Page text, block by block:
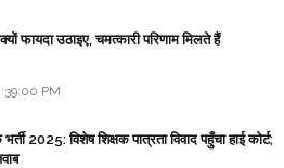
फायदा उठाइए, चमत्कारी परिणाम मिलते हैं
PM
2025: विशेष शिक्षक पात्रता विवाद पहुँचा हाई कोर्ट;